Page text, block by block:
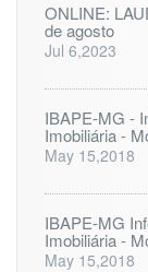
ONLINE:
de agosto
Jul 6,2023
IBAPE-MG -
Imobiliária -
May 15,2018
IBAPE-MG
Imobiliária -
May 15,2018